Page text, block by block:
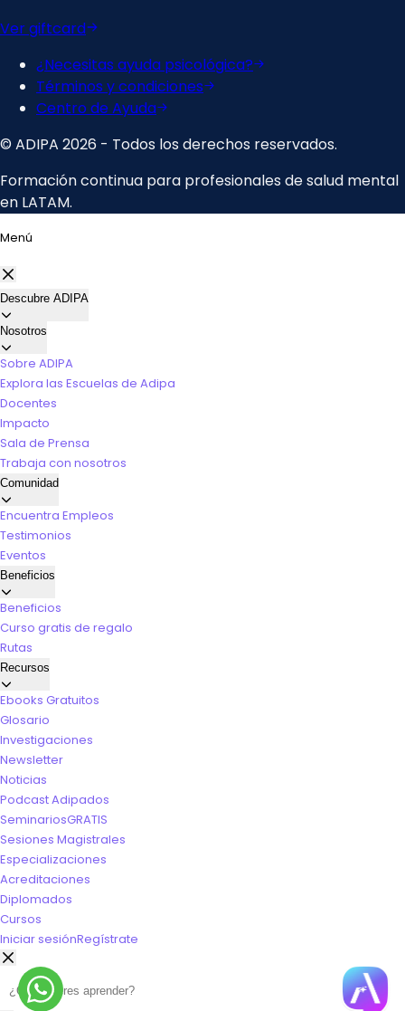
Menú
Descubre ADIPA
Nosotros
Sobre ADIPA
Explora las Escuelas de Adipa
Docentes
Impacto
Sala de Prensa
Trabaja con nosotros
Comunidad
Encuentra Empleos
Testimonios
Eventos
Beneficios
Beneficios
Curso gratis de regalo
Rutas
Recursos
Ebooks Gratuitos
Glosario
Investigaciones
Newsletter
Noticias
Podcast Adipados
SeminariosGRATIS
Sesiones Magistrales
Especializaciones
Acreditaciones
Diplomados
Cursos
Iniciar sesiónRegístrate
Buscar